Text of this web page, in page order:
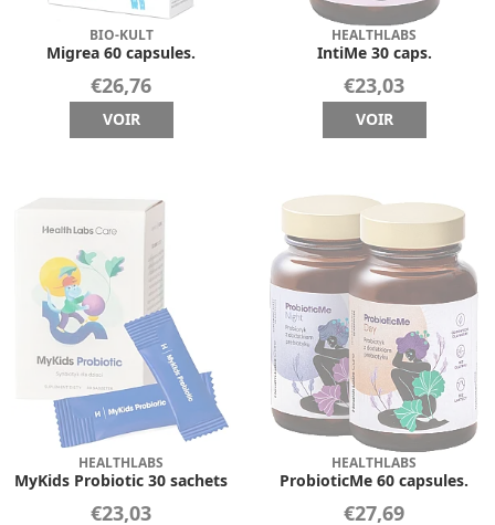
BIO-KULT
Migrea 60 capsules.
€26,76
VOIR
HEALTHLABS
IntiMe 30 caps.
€23,03
VOIR
HEALTHLABS
MyKids Probiotic 30 sachets
€23,03
HEALTHLABS
ProbioticMe 60 capsules.
€27,69